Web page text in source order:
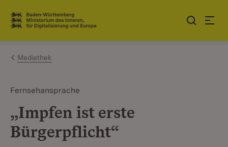
Zum Inhalt springen
Link zur Startseite
Mediathek
Fernsehansprache
„Impfen ist erste
Bürgerpflicht“